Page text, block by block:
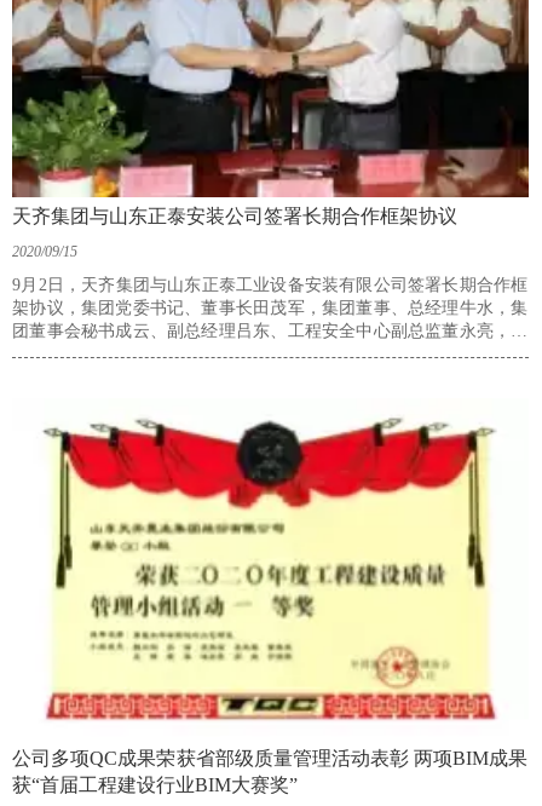
天齐集团与山东正泰安装公司签署长期合作框架协议
2020/09/15
9月2日，天齐集团与山东正泰工业设备安装有限公司签署长期合作框
架协议，集团党委书记、董事长田茂军，集团董事、总经理牛水，集
团董事会秘书成云、副总经理吕东、工程安全中心副总监董永亮，山
东正泰工业设备安装有限公司董事长郭明洪及相关领导参加签约仪
公司多项QC成果荣获省部级质量管理活动表彰 两项BIM成果
获“首届工程建设行业BIM大赛奖”